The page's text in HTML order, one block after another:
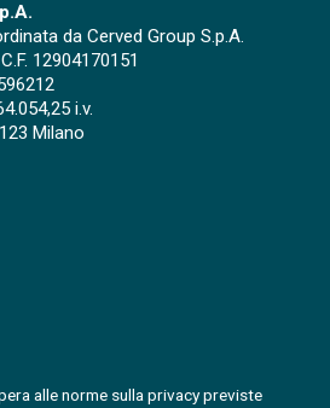
da Cerved Group S.p.A.
12904170151
i.v.
Milano
alle norme sulla privacy previste